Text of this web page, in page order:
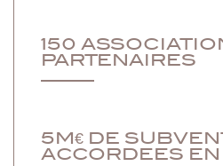
150
PARTENAIRES
5M€ DE
ACCORDEES